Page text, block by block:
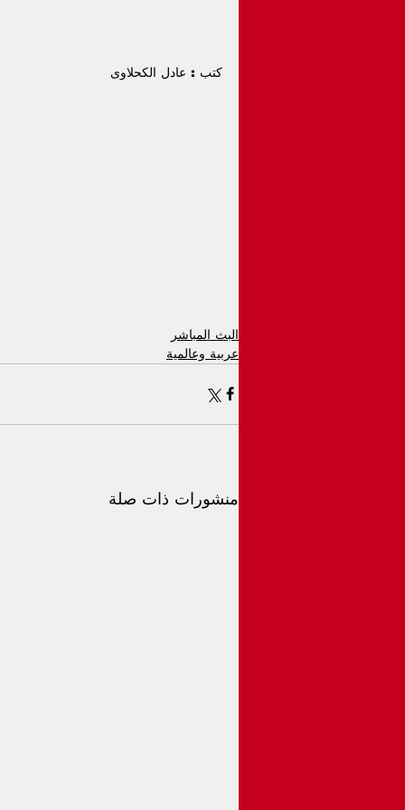
كتب : عادل الكحلاوى
البث المباشر
عربية وعالمية
منشورات ذات صلة